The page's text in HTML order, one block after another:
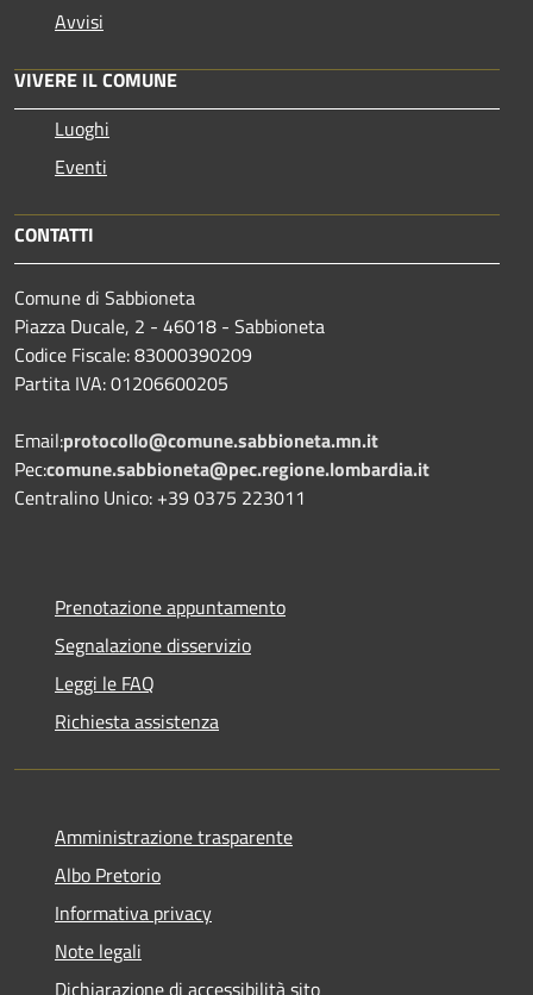
Avvisi
VIVERE IL COMUNE
Luoghi
Eventi
CONTATTI
Comune di Sabbioneta
Piazza Ducale, 2 - 46018 - Sabbioneta
Codice Fiscale: 83000390209
Partita IVA: 01206600205
Email:protocollo@comune.sabbioneta.mn.it
Pec:comune.sabbioneta@pec.regione.lombardia.it
Centralino Unico: +39 0375 223011
Prenotazione appuntamento
Segnalazione disservizio
Leggi le FAQ
Richiesta assistenza
Amministrazione trasparente
Albo Pretorio
Informativa privacy
Note legali